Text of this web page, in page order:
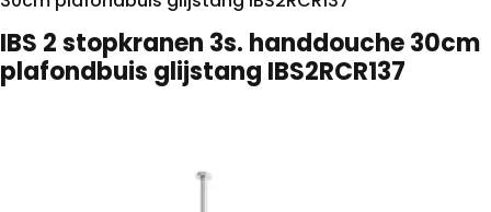
IBS 2 stopkranen 3s. handdouche 30cm
plafondbuis glijstang IBS2RCR137